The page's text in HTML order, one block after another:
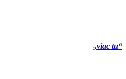
„viac tu“